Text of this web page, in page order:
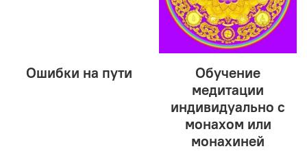
Ошибки на пути
Обучение
медитации
индивидуально с
монахом или
монахиней